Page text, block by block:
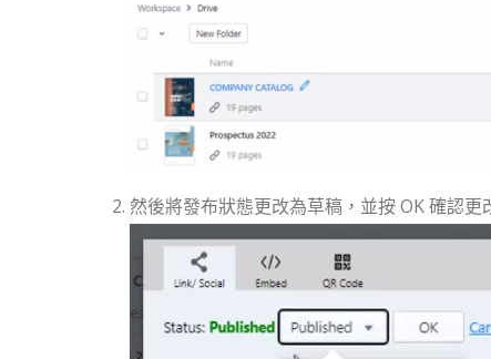
然後將發布狀態更改為草稿，並按 OK 確認更